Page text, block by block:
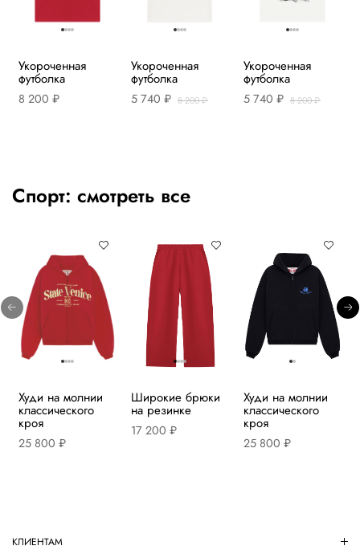
Укороченная
футболка
8 200 ₽
Укороченная
футболка
5 740 ₽ 8 200 ₽
Укороченная
футболка
5 740 ₽ 8 200 ₽
Спорт: смотреть все
Худи на молнии
классического
кроя
25 800 ₽
Широкие брюки
на резинке
17 200 ₽
Худи на молнии
классического
кроя
25 800 ₽
КЛИЕНТАМ